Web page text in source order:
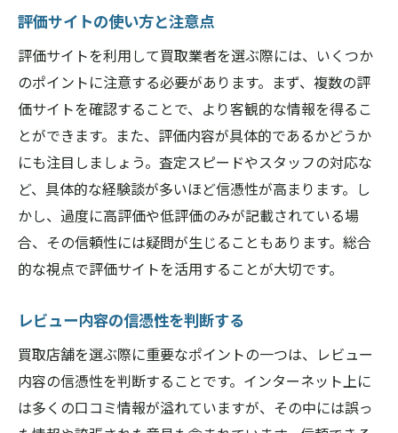
評価サイトの使い方と注意点
評価サイトを利用して買取業者を選ぶ際には、いくつか
のポイントに注意する必要があります。まず、複数の評
価サイトを確認することで、より客観的な情報を得るこ
とができます。また、評価内容が具体的であるかどうか
にも注目しましょう。査定スピードやスタッフの対応な
ど、具体的な経験談が多いほど信憑性が高まります。し
かし、過度に高評価や低評価のみが記載されている場
合、その信頼性には疑問が生じることもあります。総合
的な視点で評価サイトを活用することが大切です。
レビュー内容の信憑性を判断する
買取店舗を選ぶ際に重要なポイントの一つは、レビュー
内容の信憑性を判断することです。インターネット上に
は多くの口コミ情報が溢れていますが、その中には誤っ